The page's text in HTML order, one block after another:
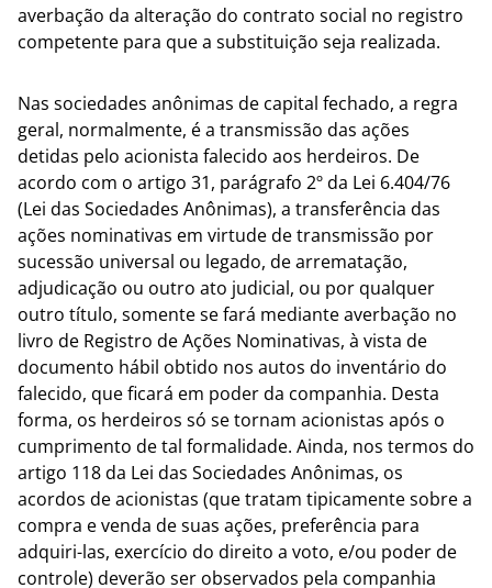
averbação da alteração do contrato social no registro
competente para que a substituição seja realizada.
Nas sociedades anônimas de capital fechado, a regra
geral, normalmente, é a transmissão das ações
detidas pelo acionista falecido aos herdeiros. De
acordo com o artigo 31, parágrafo 2º da Lei 6.404/76
(Lei das Sociedades Anônimas), a transferência das
ações nominativas em virtude de transmissão por
sucessão universal ou legado, de arrematação,
adjudicação ou outro ato judicial, ou por qualquer
outro título, somente se fará mediante averbação no
livro de Registro de Ações Nominativas, à vista de
documento hábil obtido nos autos do inventário do
falecido, que ficará em poder da companhia. Desta
forma, os herdeiros só se tornam acionistas após o
cumprimento de tal formalidade. Ainda, nos termos do
artigo 118 da Lei das Sociedades Anônimas, os
acordos de acionistas (que tratam tipicamente sobre a
compra e venda de suas ações, preferência para
adquiri-las, exercício do direito a voto, e/ou poder de
controle) deverão ser observados pela companhia